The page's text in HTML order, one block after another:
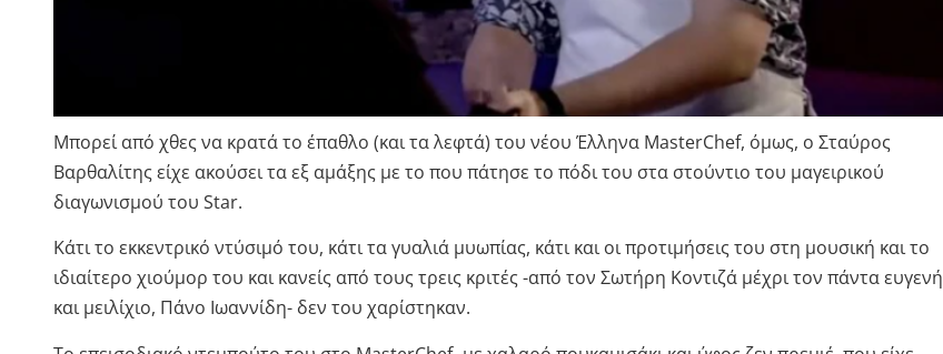
Μπορεί από χθες να κρατά το έπαθλο (και τα λεφτά) του νέου Έλληνα MasterChef, όμως, ο Σταύρος
Βαρθαλίτης είχε ακούσει τα εξ αμάξης με το που πάτησε το πόδι του στα στούντιο του μαγειρικού
διαγωνισμού του Star.
Κάτι το εκκεντρικό ντύσιμό του, κάτι τα γυαλιά μυωπίας, κάτι και οι προτιμήσεις του στη μουσική και το
ιδιαίτερο χιούμορ του και κανείς από τους τρεις κριτές -από τον Σωτήρη Κοντιζά μέχρι τον πάντα ευγενή
και μειλίχιο, Πάνο Ιωαννίδη- δεν του χαρίστηκαν.